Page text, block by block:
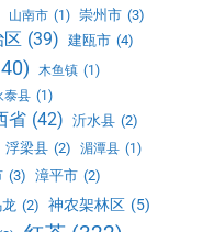
山南市 (1) 崇州市 (3)
区 (39) 建瓯市 (4)
木鱼镇 (1)
泰县 (1)
省 (42) 沂水县 (2)
浮梁县 (2) 湄潭县 (1)
(3) 漳平市 (2)
(2) 神农架林区 (5)